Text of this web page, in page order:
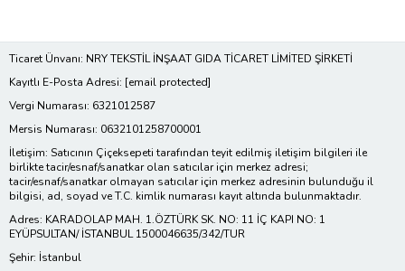
Ticaret Ünvanı: NRY TEKSTİL İNŞAAT GIDA TİCARET LİMİTED ŞİRKETİ
Kayıtlı E-Posta Adresi: [email protected]
Vergi Numarası: 6321012587
Mersis Numarası: 0632101258700001
İletişim: Satıcının Çiçeksepeti tarafından teyit edilmiş iletişim bilgileri ile
birlikte tacir/esnaf/sanatkar olan satıcılar için merkez adresi;
tacir/esnaf/sanatkar olmayan satıcılar için merkez adresinin bulunduğu il
bilgisi, ad, soyad ve T.C. kimlik numarası kayıt altında bulunmaktadır.
Adres: KARADOLAP MAH. 1.ÖZTÜRK SK. NO: 11 İÇ KAPI NO: 1
EYÜPSULTAN/ İSTANBUL 1500046635/342/TUR
Şehir: İstanbul